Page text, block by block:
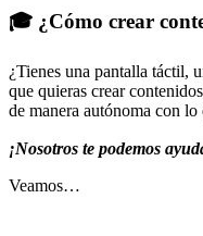
🎓 ¿Cómo crear
¿Tienes una pantalla táctil,
que quieras crear
de manera autónoma con lo
¡Nosotros te podemos
Veamos…